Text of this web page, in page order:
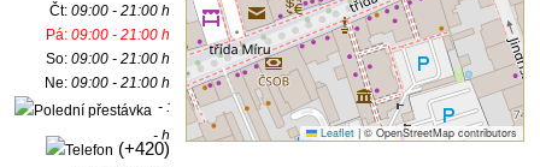
Čt:09:00 - 21:00 h
Pá:09:00 - 21:00 h
So:09:00 - 21:00 h
Ne:09:00 - 21:00 h
- :
- h
(+420)
Leaflet |© OpenStreetMap contributors